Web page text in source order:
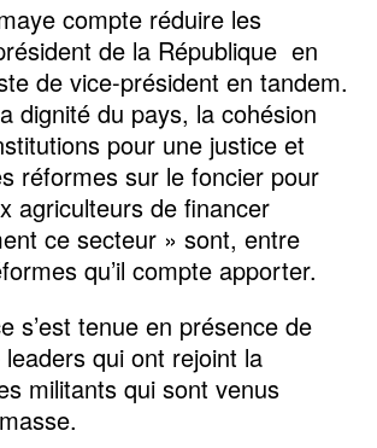
compte réduire les
de la République en
de vice-président en tandem.
dignité du pays, la cohésion
pour une justice et
réformes sur le foncier pour
agriculteurs de financer
ce secteur » sont, entre
qu’il compte apporter.
s’est tenue en présence de
qui ont rejoint la
militants qui sont venus